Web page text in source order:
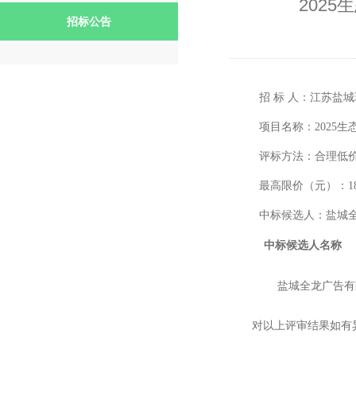
招标公告
2025
招 标 人：江苏盐
项目名称： 2025生
评标方法：合理低
最高限价（元）：
中标候选人： 盐城
中标候选人名称
盐城全龙广告
对以上评审结果如有